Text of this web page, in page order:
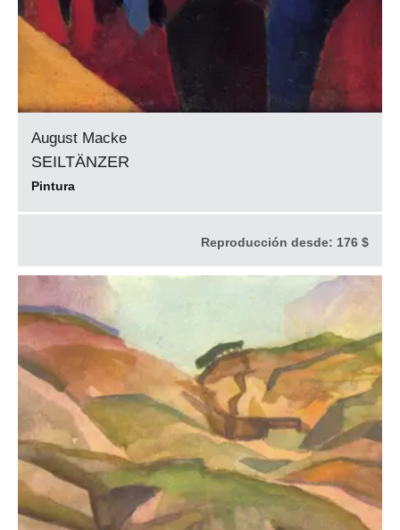
August Macke
SEILTÄNZER
Pintura
Reproducción desde: 176 $